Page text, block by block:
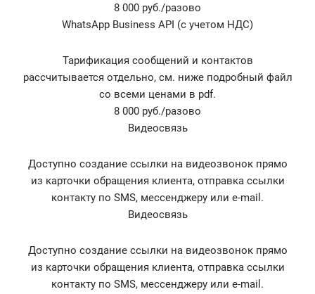
8 000 руб./разово
WhatsApp Business API (с учетом НДС)
Тарификация сообщений и контактов
рассчитывается отдельно, см. ниже подробный файл
со всеми ценами в pdf.
8 000 руб./разово
Видеосвязь
Доступно создание ссылки на видеозвонок прямо
из карточки обращения клиента, отправка ссылки
контакту по SMS, мессенджеру или e-mail.
Видеосвязь
Доступно создание ссылки на видеозвонок прямо
из карточки обращения клиента, отправка ссылки
контакту по SMS, мессенджеру или e-mail.